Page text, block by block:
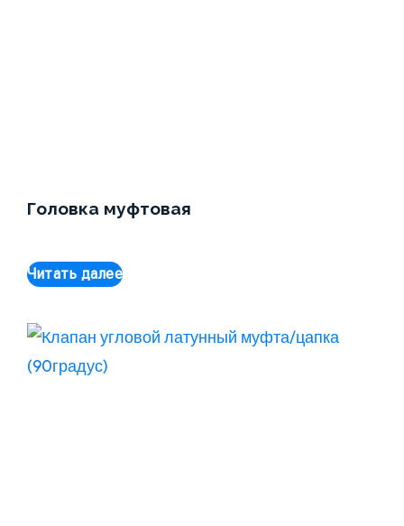
Головка муфтовая
Читать далее